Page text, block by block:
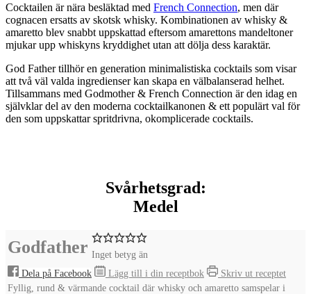
Cocktailen är nära besläktad med French Connection, men där
cognacen ersatts av skotsk whisky. Kombinationen av whisky &
amaretto blev snabbt uppskattad eftersom amarettons mandeltoner
mjukar upp whiskyns kryddighet utan att dölja dess karaktär.
God Father tillhör en generation minimalistiska cocktails som visar
att två väl valda ingredienser kan skapa en välbalanserad helhet.
Tillsammans med Godmother& French Connection är den idag en
självklar del av den moderna cocktailkanonen & ett populärt val för
den som uppskattar spritdrivna, okomplicerade cocktails.
Svårhetsgrad:
Medel
Godfather Inget betyg än
Dela på Facebook
Lägg till i din receptbok
Skriv ut receptet
Fyllig, rund & värmande cocktail där whisky och amaretto samspelar i